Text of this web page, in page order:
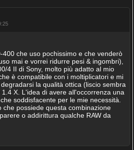
400 che uso pochissimo e che venderò
mai e vorrei ridurre pesi & ingombri),
4 II di Sony, molto più adatto al mio
è compatibile con i moltiplicatori e mi
la qualità ottica (liscio sembra
X. L'idea di avere all'occorrenza una
soddisfacente per le mie necessità.
che possiede questa combinazione
o addirittura qualche RAW da